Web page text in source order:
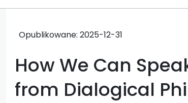
Opublikowane: 2025-12-31
How We Can
from Dialogical